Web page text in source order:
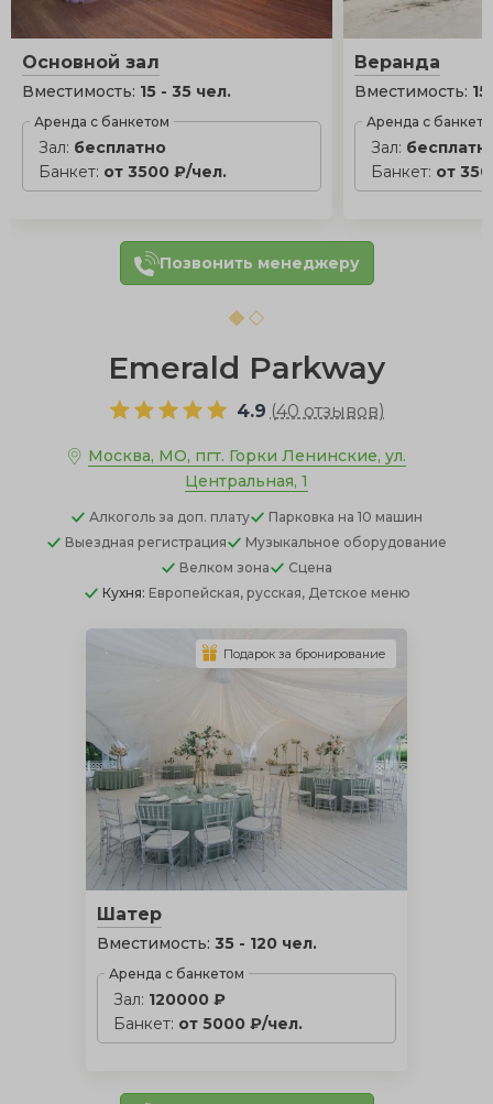
Основной зал
Вместимость: 15 - 35 чел.
Аренда с банкетом
Зал: бесплатно
Банкет: от 3500 ₽/чел.
Веранда
Вместимость:
Аренда с
Зал:
Банкет: от
Позвонить менеджеру
Emerald Parkway
4.9 (40 отзывов)
Москва, МО, пгт. Горки Ленинские, ул.
Центральная, 1
Алкоголь за доп. плату Парковка на 10 машин
Выездная регистрация
Музыкальное оборудование
Велком зона
Сцена
Кухня: Европейская, русская, Детское меню
Шатер
Вместимость: 35 - 120 чел.
Аренда с банкетом
Зал: 120000 ₽
Банкет: от 5000 ₽/чел.
Подарок за бронирование